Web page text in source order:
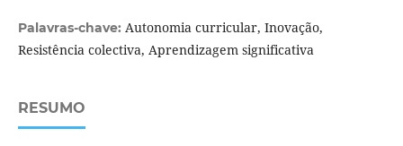
Palavras-chave: Autonomia curricular, Inovação,
Resistência colectiva, Aprendizagem significativa
RESUMO